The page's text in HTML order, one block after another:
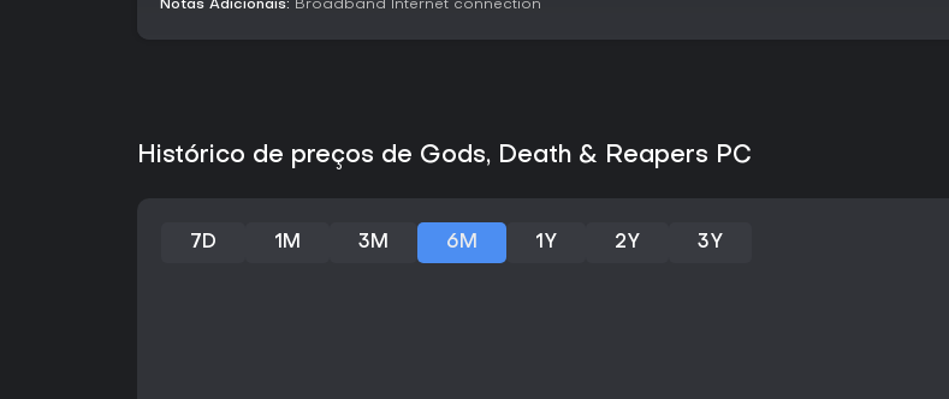
Notas Adicionais: Broadband Internet connection
Histórico de preços de Gods, Death & Reapers PC
7D 1M 3M 6M 1Y 2Y 3Y